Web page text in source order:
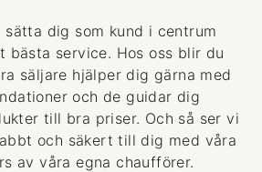
dig som kund i centrum
bästa service. Hos oss blir du
säljare hjälper dig gärna med
och de guidar dig
till bra priser. Och så ser vi
och säkert till dig med våra
av våra egna chaufförer.